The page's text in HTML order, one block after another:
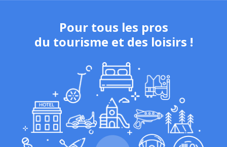
Pour tous les pros
du tourisme et des loisirs !